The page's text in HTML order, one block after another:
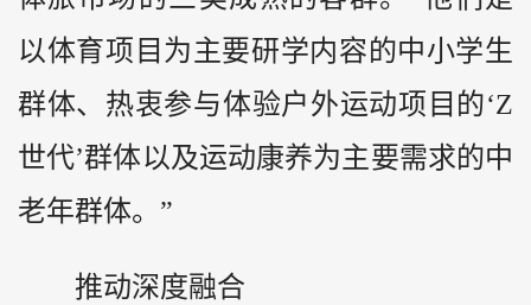
以体育项目为主要研学内容的中小学生
群体、热衷参与体验户外运动项目的‘Z
世代’群体以及运动康养为主要需求的中
老年群体。”
推动深度融合